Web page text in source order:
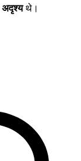
अदृश्यथे।